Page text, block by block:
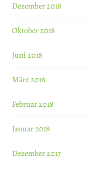
Dezember 2018
Oktober 2018
Juni 2018
März 2018
Februar 2018
Januar 2018
Dezember 2017